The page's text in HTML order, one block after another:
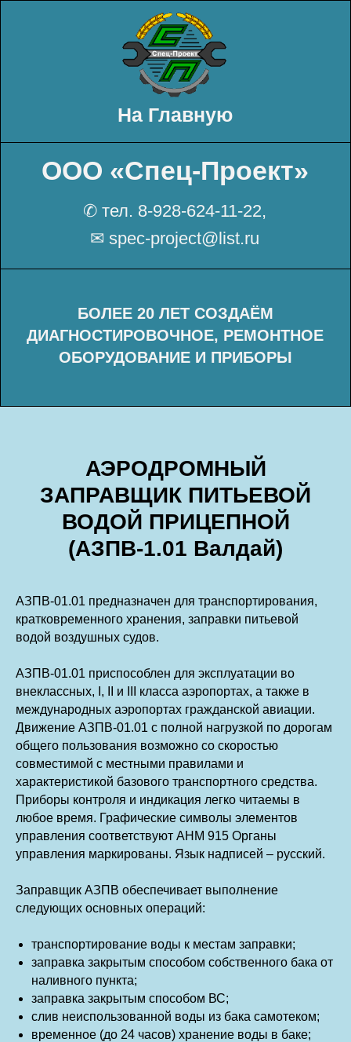
ООО «Спец-Проект»
✉ spec-project@list.ru
На Главную
ДИАГНОСТИРОВОЧНОЕ, РЕМОНТНОЕ
АЭРОДРОМНЫЙ
ЗАПРАВЩИК ПИТЬЕВОЙ
ВОДОЙ ПРИЦЕПНОЙ
(АЗПВ-1.01 Валдай)
АЗПВ-01.01 предназначен для транспортирования,
кратковременного хранения, заправки питьевой
водой воздушных судов.
АЗПВ-01.01 приспособлен для эксплуатации во
внеклассных, I, II и III класса аэропортах, а также в
международных аэропортах гражданской авиации.
Движение АЗПВ-01.01 с полной нагрузкой по дорогам
общего пользования возможно со скоростью
совместимой с местными правилами и
характеристикой базового транспортного средства.
Приборы контроля и индикация легко читаемы в
любое время. Графические символы элементов
управления соответствуют AHM 915 Органы
управления маркированы. Язык надписей – русский.
Заправщик АЗПВ обеспечивает выполнение
следующих основных операций:
транспортирование воды к местам заправки;
заправка закрытым способом собственного бака от
наливного пункта;
заправка закрытым способом ВС;
слив неиспользованной воды из бака самотеком;
временное (до 24 часов) хранение воды в баке;